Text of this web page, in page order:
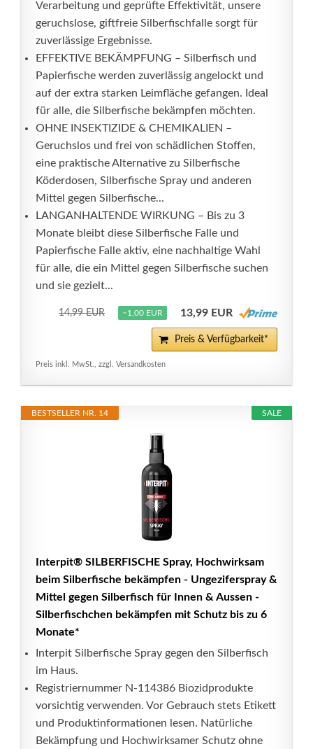
Verarbeitung und geprüfte Effektivität, unsere
geruchslose, giftfreie Silberfischfalle sorgt für
zuverlässige Ergebnisse.
EFFEKTIVE BEKÄMPFUNG – Silberfisch und
Papierfische werden zuverlässig angelockt und
auf der extra starken Leimfläche gefangen. Ideal
für alle, die Silberfische bekämpfen möchten.
OHNE INSEKTIZIDE & CHEMIKALIEN –
Geruchslos und frei von schädlichen Stoffen,
eine praktische Alternative zu Silberfische
Köderdosen, Silberfische Spray und anderen
Mittel gegen Silberfische...
LANGANHALTENDE WIRKUNG – Bis zu 3
Monate bleibt diese Silberfische Falle und
Papierfische Falle aktiv, eine nachhaltige Wahl
für alle, die ein Mittel gegen Silberfische suchen
und sie gezielt...
14,99 EUR −1,00 EUR 13,99 EUR
Preis & Verfügbarkeit*
Preis inkl. MwSt., zzgl. Versandkosten
SALE
BESTSELLER NR. 14
Interpit® SILBERFISCHE Spray, Hochwirksam
beim Silberfische bekämpfen - Ungeziferspray &
Mittel gegen Silberfisch für Innen & Aussen -
Silberfischchen bekämpfen mit Schutz bis zu 6
Monate*
Interpit Silberfische Spray gegen den Silberfisch
im Haus.
Registriernummer N-114386 Biozidprodukte
vorsichtig verwenden. Vor Gebrauch stets Etikett
und Produktinformationen lesen. Natürliche
Bekämpfung und Hochwirksamer Schutz ohne